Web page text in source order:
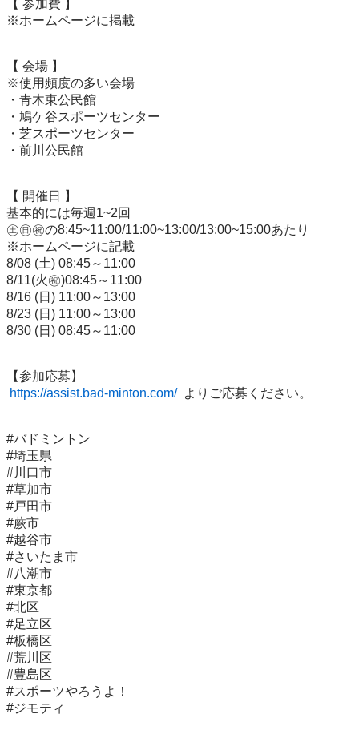
【 参加費 】
※ホームページに掲載
【 会場 】
※使用頻度の多い会場
・青木東公民館
・鳩ケ谷スポーツセンター
・芝スポーツセンター
・前川公民館
【 開催日 】
基本的には毎週1~2回
㊏㊐㊗の8:45~11:00/11:00~13:00/13:00~15:00あたり
※ホームページに記載
8/08 (土) 08:45～11:00
8/11(火㊗)08:45～11:00
8/16 (日) 11:00～13:00
8/23 (日) 11:00～13:00
8/30 (日) 08:45～11:00
【参加応募】
https://assist.bad-minton.com/
  よりご応募ください。
#バドミントン
#埼玉県
#川口市
#草加市
#戸田市
#蕨市
#越谷市
#さいたま市
#八潮市
#東京都
#北区
#足立区
#板橋区
#荒川区
#豊島区
#スポーツやろうよ！
#ジモティ